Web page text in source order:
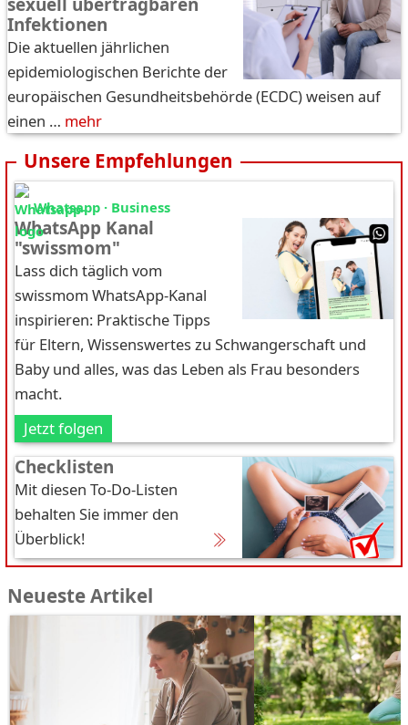
Infektionen
Die aktuellen jährlichen
epidemiologischen Berichte der
europäischen Gesundheitsbehörde (ECDC) weisen auf
einen … mehr
Unsere Empfehlungen
Whatsapp · Business
WhatsApp Kanal
"swissmom"
Lass dich täglich vom
swissmom WhatsApp-Kanal
inspirieren: Praktische Tipps
für Eltern, Wissenswertes zu Schwangerschaft und
Baby und alles, was das Leben als Frau besonders
macht.
Jetzt folgen
Checklisten
Mit diesen To-Do-Listen
behalten Sie immer den
Überblick!
Neueste Artikel